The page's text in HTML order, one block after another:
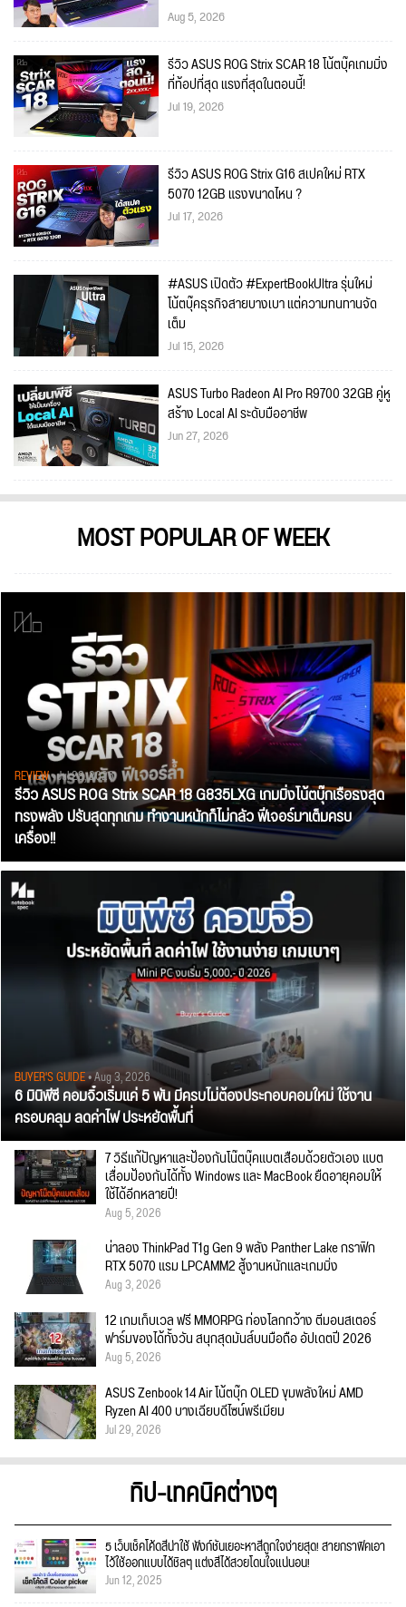
Aug 5, 2026
รีวิว ASUS ROG Strix SCAR 18 โน้ตบุ๊คเกมมิ่ง
ที่ท้อปที่สุด แรงที่สุดในตอนนี้!
Jul 19, 2026
รีวิว ASUS ROG Strix G16 สเปคใหม่ RTX
5070 12GB แรงขนาดไหน ?
Jul 17, 2026
#ASUS เปิดตัว #ExpertBookUltra รุ่นใหม่
โน้ตบุ๊คธุรกิจสายบางเบา แต่ความทนทานจัด
เต็ม
Jul 15, 2026
ASUS Turbo Radeon AI Pro R9700 32GB คู่หู
สร้าง Local AI ระดับมืออาชีพ
Jun 27, 2026
MOST POPULAR OF WEEK
REVIEW• Jul 28, 2026
รีวิว ASUS ROG Strix SCAR 18 G835LXG เกมมิ่งโน้ตบุ๊กเรือธงสุด
ทรงพลัง ปรับสุดทุกเกม ทำงานหนักก็ไม่กลัว ฟีเจอร์มาเต็มครบ
เครื่อง!!
BUYER'S GUIDE• Aug 3, 2026
6 มินิพีซี คอมจิ๋วเริ่มแค่ 5 พัน มีครบไม่ต้องประกอบคอมใหม่ ใช้งาน
ครอบคลุม ลดค่าไฟ ประหยัดพื้นที่
7 วิธีแก้ปัญหาและป้องกันโน๊ตบุ๊คแบตเสื่อมด้วยตัวเอง แบต
เสื่อมป้องกันได้ทั้ง Windows และ MacBook ยืดอายุคอมให้
ใช้ได้อีกหลายปี!
Aug 5, 2026
น่าลอง ThinkPad T1g Gen 9 พลัง Panther Lake กราฟิก
RTX 5070 แรม LPCAMM2 สู้งานหนักและเกมมิ่ง
Aug 3, 2026
12 เกมเก็บเวล ฟรี MMORPG ท่องโลกกว้าง ตีมอนสเตอร์
ฟาร์มของได้ทั้งวัน สนุกสุดมันส์บนมือถือ อัปเดตปี 2026
Aug 5, 2026
ASUS Zenbook 14 Air โน้ตบุ๊ก OLED ขุมพลังใหม่ AMD
Ryzen AI 400 บางเฉียบดีไซน์พรีเมียม
Jul 29, 2026
ทิป-เทคนิคต่างๆ
5 เว็บเช็คโค้ดสีน่าใช้ ฟังก์ชั่นเยอะหาสีถูกใจง่ายสุด! สายกราฟิคเอา
ไว้ใช้ออกแบบได้ชิลๆ แต่งสีได้สวยโดนใจแน่นอน!
Jun 12, 2025